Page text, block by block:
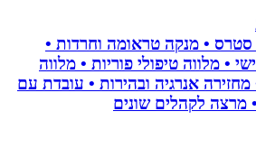
• מנקה טראומה וחרדות •
טיפולי פוריות • מלווה
אנרגיה ובהירות • עובדת עם